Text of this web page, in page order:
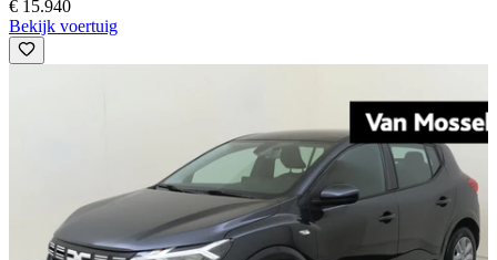
€ 15.940
Bekijk voertuig